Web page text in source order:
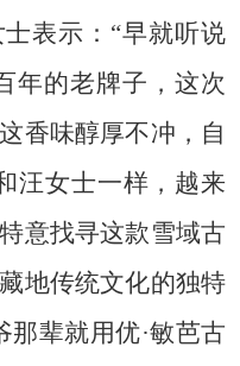
表示：“早就听说
年的老牌子，这次
香味醇厚不冲，自
汪女士一样，越来
意找寻这款雪域古
地传统文化的独特
那辈就用优·敏芭古